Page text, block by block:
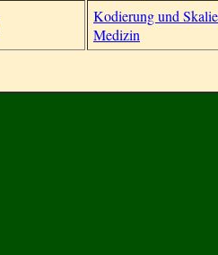
Kodierung und
Medizin